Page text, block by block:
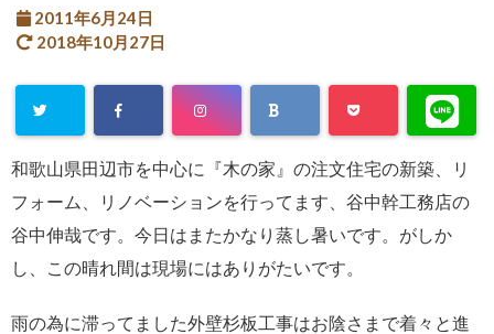
2011年6月24日
2018年10月27日
和歌山県田辺市を中心に『木の家』の注文住宅の新築、リ
フォーム、リノベーションを行ってます、谷中幹工務店の
谷中伸哉です。今日はまたかなり蒸し暑いです。 がしか
し、この晴れ間は現場にはありがたいです。
雨の為に滞ってました外壁杉板工事はお陰さまで着々と進